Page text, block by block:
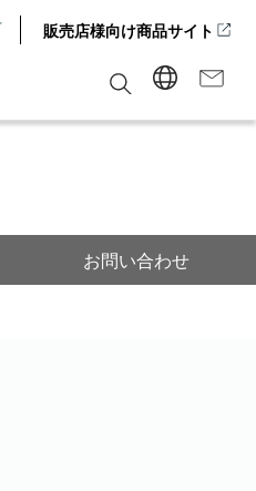
販売店様向け商品サイト
お問い合わせ